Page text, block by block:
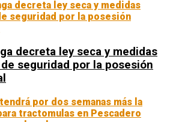
decreta ley seca y medidas
seguridad por la posesión